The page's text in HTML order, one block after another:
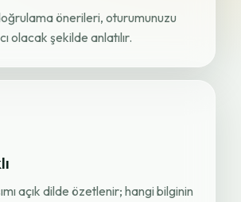
önerileri, oturumunuzu
olacak şekilde anlatılır.
açık dilde özetlenir; hangi bilginin